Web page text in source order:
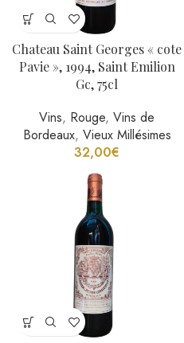
Chateau Saint Georges « cote
Pavie », 1994, Saint Emilion
Gc, 75cl
Vins, Rouge, Vins de
Bordeaux, Vieux Millésimes
32,00€